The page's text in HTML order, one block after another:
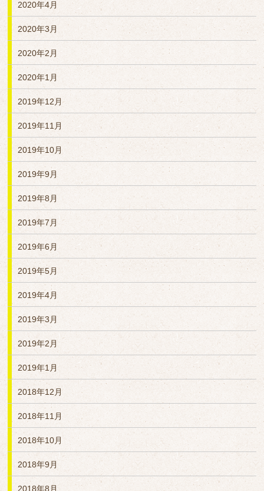
2020年4月
2020年3月
2020年2月
2020年1月
2019年12月
2019年11月
2019年10月
2019年9月
2019年8月
2019年7月
2019年6月
2019年5月
2019年4月
2019年3月
2019年2月
2019年1月
2018年12月
2018年11月
2018年10月
2018年9月
2018年8月